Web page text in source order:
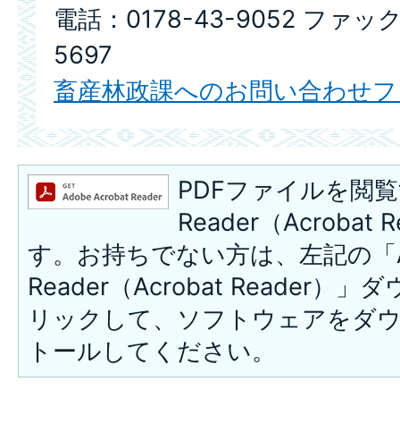
電話：0178-43-9052 ファッ
5697
畜産林政課へのお問い合わせ
PDFファイルを閲
Reader（Acrobat
す。お持ちでない方は、左記の
Reader（Acrobat Reader）」ダ
リックして、ソフトウェアをダ
トールしてください。